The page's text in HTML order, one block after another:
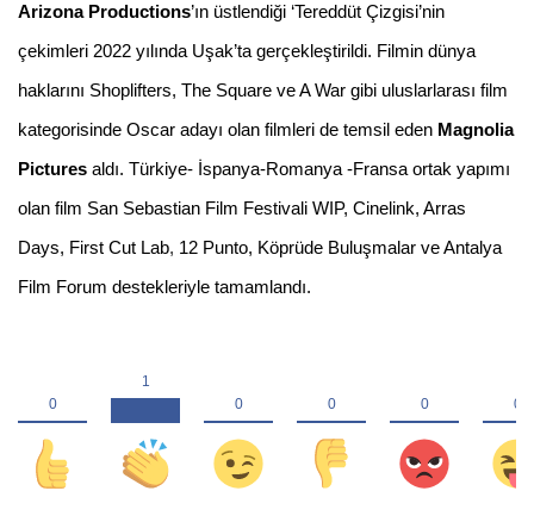
Arizona Productions’ın üstlendiği ‘Tereddüt Çizgisi’nin
çekimleri 2022 yılında Uşak’ta gerçekleştirildi. Filmin dünya
haklarını Shoplifters, The Square ve A War gibi uluslarlarası film
kategorisinde Oscar adayı olan filmleri de temsil eden Magnolia
Pictures aldı. Türkiye- İspanya-Romanya -Fransa ortak yapımı
olan film San Sebastian Film Festivali WIP, Cinelink, Arras
Days, First Cut Lab, 12 Punto, Köprüde Buluşmalar ve Antalya
Film Forum destekleriyle tamamlandı.